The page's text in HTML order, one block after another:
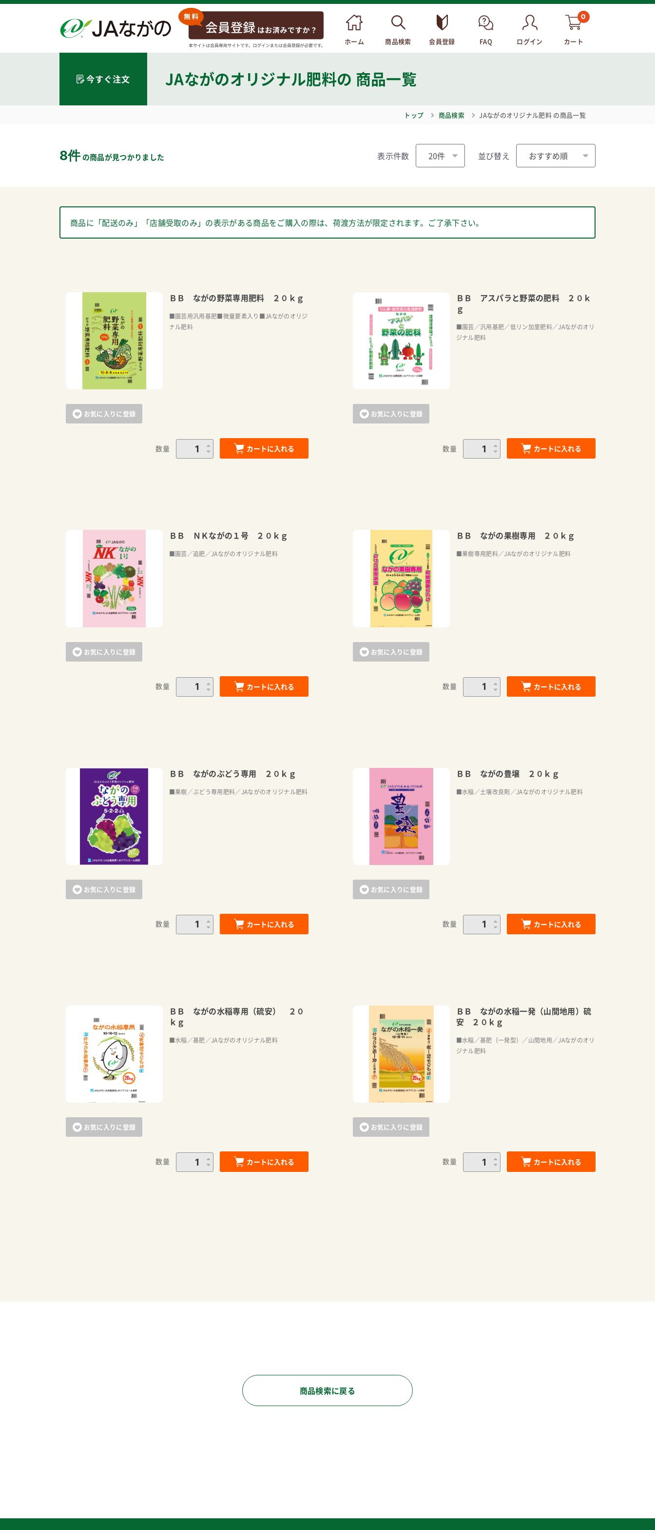
ホーム 商品検索 会員登録 FAQ ログイン
0
カート
今すぐ注文 JAながのオリジナル肥料の 商品一覧
トップ 商品検索 JAながのオリジナル肥料 の商品一覧
8件 の商品が見つかりました 表示件数 並び替え
商品に「配送のみ」「店舗受取のみ」の表示がある商品をご購入の際は、荷渡方法が限定されます。ご了承下さい。
お気に入りに登録
ＢＢ ながの野菜専用肥料 ２０ｋｇ
■園芸用汎用基肥■微量要素入り■JAながのオリジ
ナル肥料
数量 カートに入れる
お気に入りに登録
ＢＢ アスパラと野菜の肥料 ２０ｋ
ｇ
■園芸／汎用基肥／低リン加里肥料／JAながのオリ
ジナル肥料
数量 カートに入れる
お気に入りに登録
ＢＢ ＮＫながの１号 ２０ｋｇ
■園芸／追肥／JAながのオリジナル肥料
数量 カートに入れる
お気に入りに登録
ＢＢ ながの果樹専用 ２０ｋｇ
■果樹専用肥料／JAながのオリジナル肥料
数量 カートに入れる
お気に入りに登録
ＢＢ ながのぶどう専用 ２０ｋｇ
■果樹／ぶどう専用肥料／JAながのオリジナル肥料
数量 カートに入れる
お気に入りに登録
ＢＢ ながの豊壌 ２０ｋｇ
■水稲／土壌改良剤／JAながのオリジナル肥料
数量 カートに入れる
お気に入りに登録
ＢＢ ながの水稲専用（硫安） ２０
ｋｇ
■水稲／基肥／JAながのオリジナル肥料
数量 カートに入れる
お気に入りに登録
ＢＢ ながの水稲一発（山間地用）硫
安 ２０ｋｇ
■水稲／基肥（一発型）／山間地用／JAながのオリ
ジナル肥料
数量 カートに入れる
カートに追加しました。
カートへ進む
商品検索に戻る